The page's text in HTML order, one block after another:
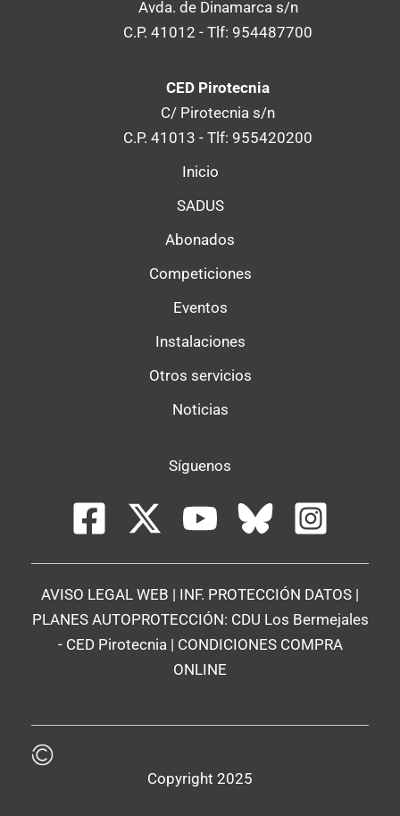
Avda. de Dinamarca s/n
C.P. 41012 - Tlf: 954487700
CED Pirotecnia
C/ Pirotecnia s/n
C.P. 41013 - Tlf: 955420200
Inicio
SADUS
Abonados
Competiciones
Eventos
Instalaciones
Otros servicios
Noticias
Síguenos
AVISO LEGAL WEB | INF. PROTECCIÓN DATOS |
PLANES AUTOPROTECCIÓN: CDU Los Bermejales
- CED Pirotecnia| CONDICIONES COMPRA
ONLINE
Copyright 2025